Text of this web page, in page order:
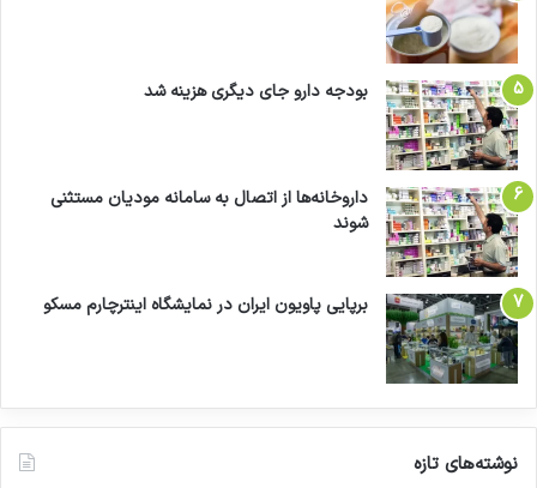
بودجه دارو جای دیگری هزینه شد
داروخانه‌ها از اتصال به سامانه مودیان مستثنی
شوند
برپایی پاویون ایران در نمایشگاه اینترچارم مسکو
نوشته‌های تازه